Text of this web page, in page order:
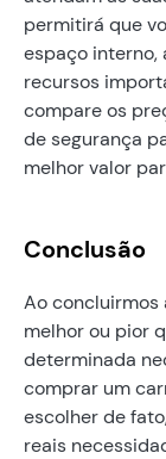
permitirá que
espaço interno,
recursos
compare os
de segurança
melhor valor
Conclusão
Ao concluirmos
melhor ou pior
determinada
comprar um
escolher de
reais